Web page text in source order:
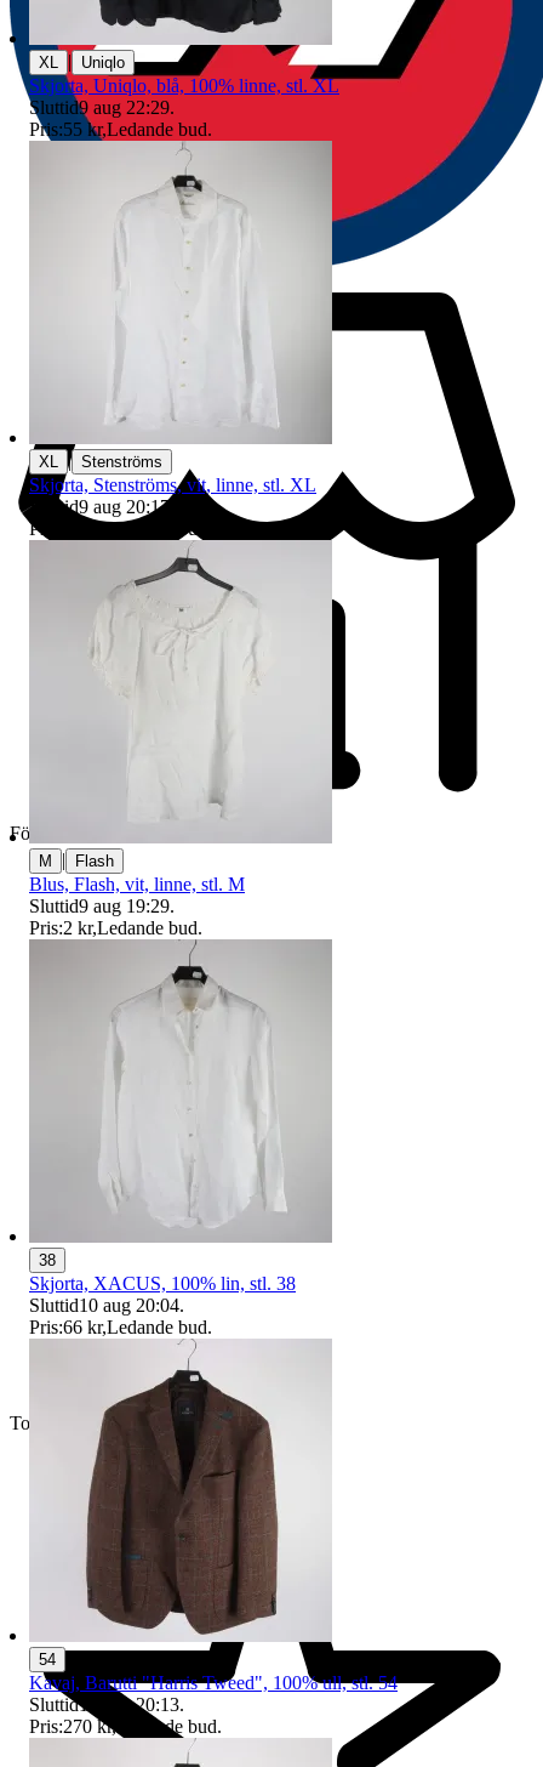
Företag
Toppsäljare
XL | Uniqlo
Skjorta, Uniqlo, blå, 100% linne, stl. XL
Sluttid9 aug 22:29.
Pris:55 kr,Ledande bud.
XL | Stenströms
Skjorta, Stenströms, vit, linne, stl. XL
Sluttid9 aug 20:17
Pris:
55 kr,Ledande bud
M | Flash
Blus, Flash, vit, linne, stl. M
Sluttid9 aug 19:29.
Pris:2 kr,Ledande bud.
38
Skjorta, XACUS, 100% lin, stl. 38
Sluttid10 aug 20:04.
Pris:66 kr,Ledande bud.
54
Kavaj, Barutti "Harris Tweed", 100% ull, stl. 54
Sluttid10 aug 20:13.
Pris:270 kr, Ledande bud.